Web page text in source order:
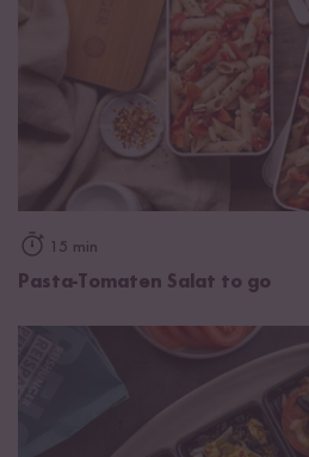
15 min
Pasta-Tomaten Salat to go